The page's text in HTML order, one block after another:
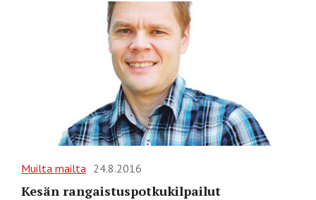
Muilta mailta 24.8.2016
Kesän rangaistuspotkukilpailut